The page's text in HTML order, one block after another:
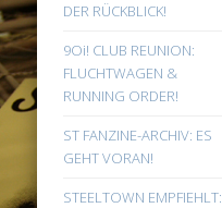
DER RÜCKBLICK!
9Oi! CLUB REUNION:
FLUCHTWAGEN &
RUNNING ORDER!
ST FANZINE-ARCHIV: ES
GEHT VORAN!
STEELTOWN EMPFIEHLT: